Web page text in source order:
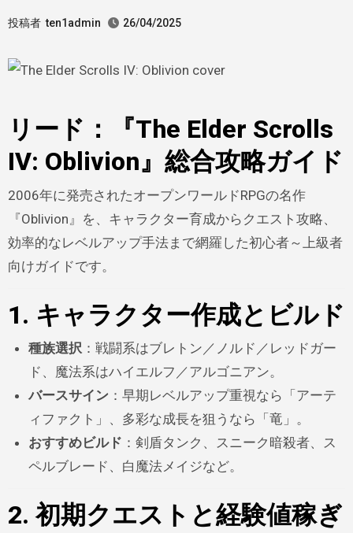
投稿者 ten1admin 26/04/2025
リード：『The Elder Scrolls
IV: Oblivion』総合攻略ガイド
2006年に発売されたオープンワールドRPGの名作
『Oblivion』を、キャラクター育成からクエスト攻略、
効率的なレベルアップ手法まで網羅した初心者～上級者
向けガイドです。
1. キャラクター作成とビルド
種族選択：戦闘系はブレトン／ノルド／レッドガー
ド、魔法系はハイエルフ／アルゴニアン。
バースサイン：早期レベルアップ重視なら「アーテ
ィファクト」、多彩な成長を狙うなら「竜」。
おすすめビルド ：剣盾タンク、スニーク暗殺者、ス
ペルブレード、白魔法メイジなど。
2. 初期クエストと経験値稼ぎ